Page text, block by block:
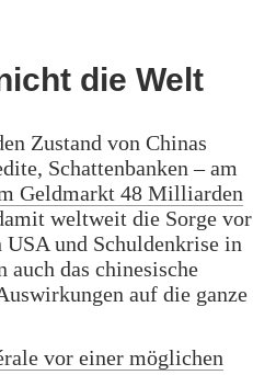
die Welt
Zustand von Chinas
Schattenbanken – am
Geldmarkt 48 Milliarden
weltweit die Sorge vor
und Schuldenkrise in
auch das chinesische
auf die ganze
vor einer möglichen